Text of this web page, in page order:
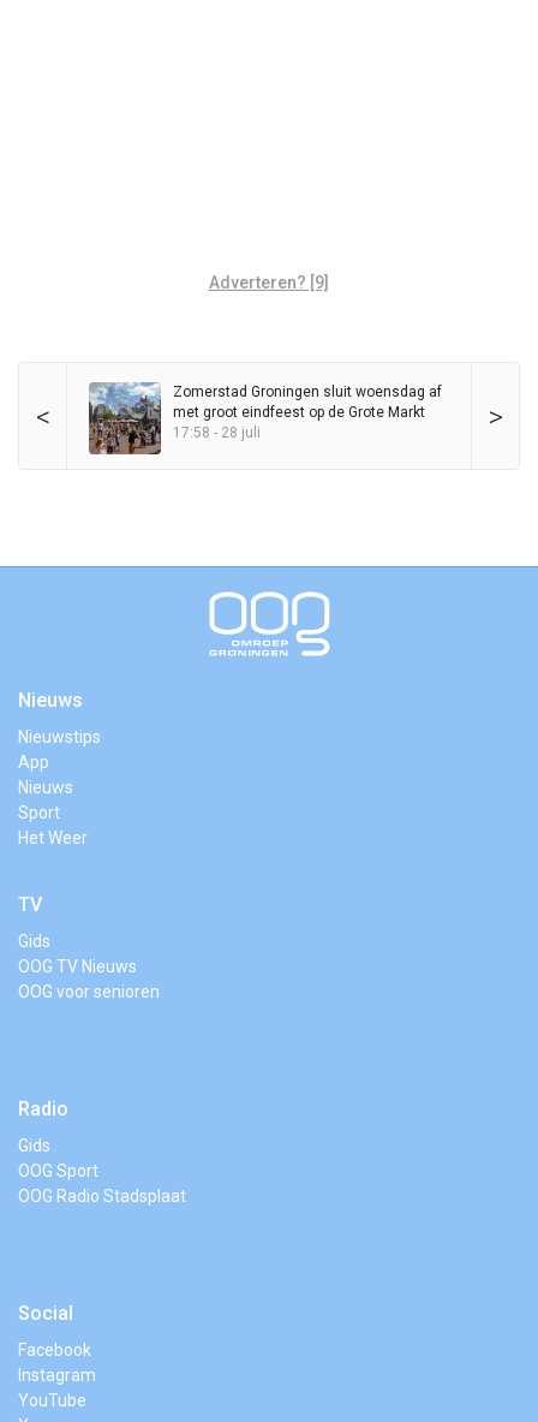
Adverteren? [9]
< >
Zomerstad Groningen sluit woensdag af
met groot eindfeest op de Grote Markt
17:58 - 28 juli
Nieuws
Nieuwstips
App
Nieuws
Sport
Het Weer
TV
Gids
OOG TV Nieuws
OOG voor senioren
Radio
Gids
OOG Sport
OOG Radio Stadsplaat
Social
Facebook
Instagram
YouTube